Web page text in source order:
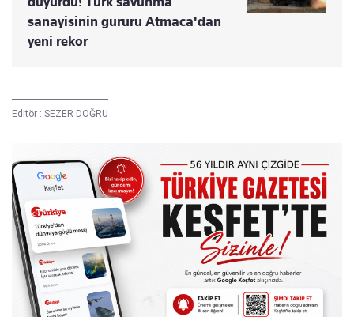
sanayisinin gururu Atmaca'dan
yeni rekor
Editör : SEZER DOĞRU